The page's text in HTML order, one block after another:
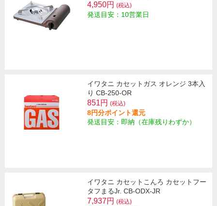
4,950円 (税込)
発送目安：10営業日
イワタニ カセットガス オレンジ 3本入
り CB-250-OR
851円 (税込)
8円分ポイント還元
発送目安：即納（在庫残りわずか）
イワタニ カセットこんろ カセットフー
タフまるJr. CB-ODX-JR
7,937円 (税込)